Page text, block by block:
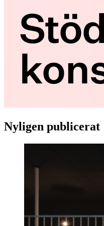
Nyligen publicerat